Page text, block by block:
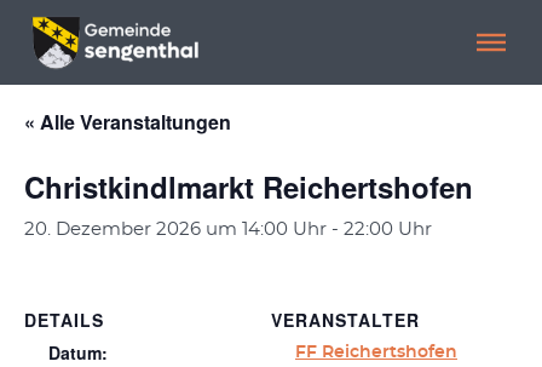
Menü überspringen
Menü überspringen
« Alle Veranstaltungen
Christkindlmarkt Reichertshofen
20. Dezember 2026 um 14:00 Uhr - 22:00 Uhr
DETAILS
Datum:
VERANSTALTER
FF Reichertshofen